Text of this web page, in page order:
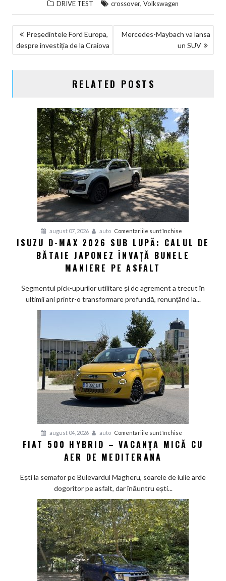
DRIVE TEST crossover, Volkswagen
NAVIGARE
ÎN
Președintele Ford Europa,
despre investiția de la Craiova
Mercedes-Maybach va lansa
un SUV
RELATED POSTS
august 07, 2026 auto Comentariile sunt închise
D-
sub
lupă:
de
bătaie
japonez
învață
bunele
maniere
pe
ISUZU D-MAX 2026 SUB LUPĂ: CALUL DE
BĂTAIE JAPONEZ ÎNVAȚĂ BUNELE
MANIERE PE ASFALT
Segmentul pick-upurilor utilitare și de agrement a trecut în
ultimii ani printr-o transformare profundă, renunțând la...
august 04, 2026 auto Comentariile sunt închise
Fiat
–
mică
cu
aer
de
Mediterana
FIAT 500 HYBRID – VACANȚA MICĂ CU
AER DE MEDITERANA
Ești la semafor pe Bulevardul Magheru, soarele de iulie arde
dogoritor pe asfalt, dar înăuntru ești...